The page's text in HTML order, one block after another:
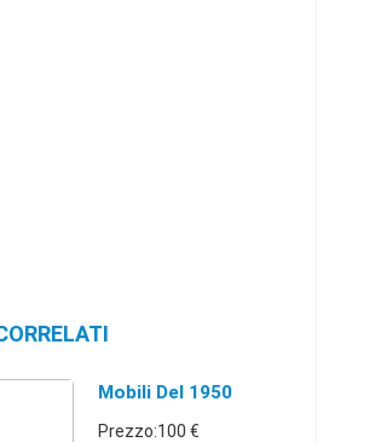
Mobili Del 1950
Prezzo:100 €